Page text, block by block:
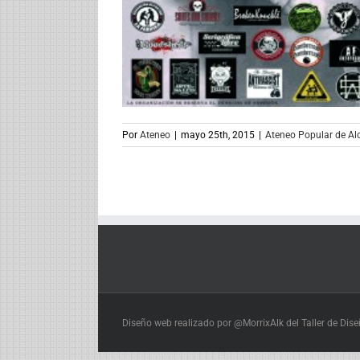
Por Ateneo | mayo 25th, 2015 | Ateneo Popular de
Diseño web realizado por @MorrixAlk del Taller de